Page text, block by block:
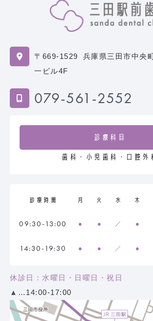
〒669-1529
兵庫県三田市中央
一ビル4F
079-561-2552
診療科目
歯科・小児歯科・口腔外
診療時間 月 火 水 木
09:30-13:00 ● ● ／ ●
14:30-19:30 ● ● ／ ●
休診日：水曜日・日曜日・祝日
▲ …14:00-17:00